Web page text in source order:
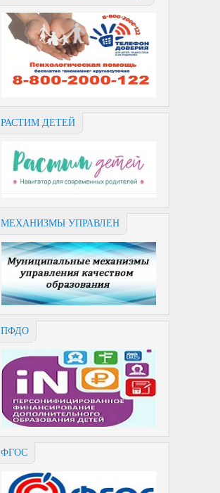
РАСТИМ ДЕТЕЙ
МЕХАНИЗМЫ УПРАВЛЕН
ПФДО
ФГОС